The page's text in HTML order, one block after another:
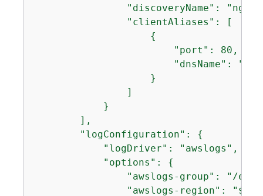
"discoveryName":
                "clientAliases": [
{
                        "port": 80,
"dnsName":
                    }
                ]
            }
        ],
        "logConfiguration":
{
            "logDriver": "awslogs",
            "options":
{
"awslogs-group": "/
                "awslogs-region": "$